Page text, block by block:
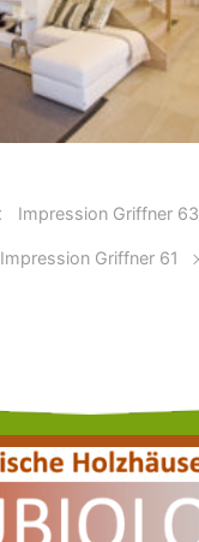
Impression Griffner 63
Impression Griffner 61